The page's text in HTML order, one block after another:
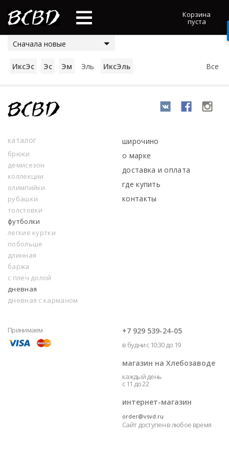
Корзина
пуста
Сначала новые
ИксЭс Эс Эм Эль ИксЭль Все
каталог
брюки
демисезон
коллекции
олимпийки
рубашки
толстовки
футболки
легкие куртки
побольше
длинная
баржа
с плеч долой
дневная
дневная с карманом
широчино
о марке
доставка и оплата
где купить
контакты
Принимаем +7 929 539-24-05
в будни с 10:30 до 19
магазин на Хлебозаводе
каждый день
с 11 до 22
интернет-магазин
order@vsvd.ru
Сайт доступен в любое время